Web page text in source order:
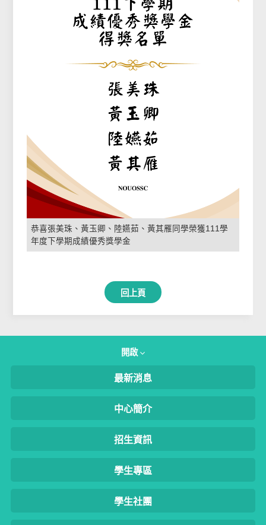
恭喜張美珠、黃玉卿、陸嬿茹、黃其雁同學榮獲111學
年度下學期成績優秀獎學金
回上頁
開啟
最新消息
中心簡介
招生資訊
學生專區
學生社團